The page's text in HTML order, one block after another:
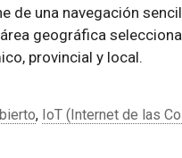
de una navegación
geográfica
provincial y local.
, IoT (Internet de las